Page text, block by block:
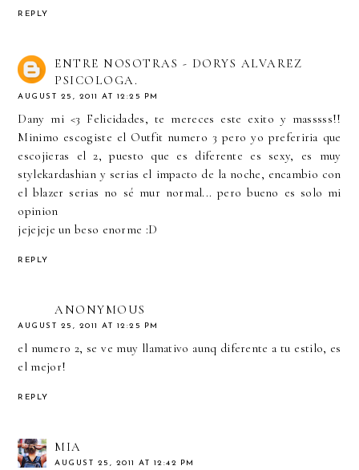
REPLY
ENTRE NOSOTRAS - DORYS ALVAREZ
PSICOLOGA.
AUGUST 25, 2011 AT 12:25 PM
Dany mi <3 Felicidades, te mereces este exito y masssss!!
Minimo escogiste el Outfit numero 3 pero yo preferiria que
escojieras el 2, puesto que es diferente es sexy, es muy
stylekardashian y serias el impacto de la noche, encambio con
el blazer serias no sé mur normal... pero bueno es solo mi
opinion
jejejeje un beso enorme :D
REPLY
ANONYMOUS
AUGUST 25, 2011 AT 12:25 PM
el numero 2, se ve muy llamativo aunq diferente a tu estilo, es
el mejor!
REPLY
MIA
AUGUST 25, 2011 AT 12:42 PM